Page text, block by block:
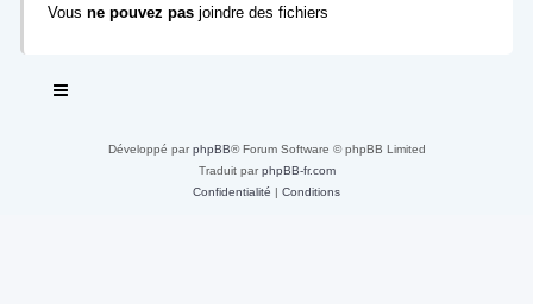
Vous ne pouvez pas joindre des fichiers
Développé parphpBB® Forum Software © phpBB Limited
Traduit parphpBB-fr.com
Confidentialité
Conditions